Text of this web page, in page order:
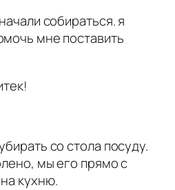
собираться. я
мне поставить
со стола посуду.
мы его прямо с
кухню.